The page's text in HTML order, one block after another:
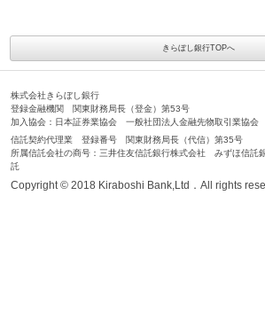
きらぼし銀行TOPへ
株式会社きらぼし銀行
登録金融機関 関東財務局長（登金）第53号
加入協会：日本証券業協会 一般社団法人金融先物取引業協会
信託契約代理業 登録番号 関東財務局長（代信）第35号
所属信託会社の商号：三井住友信託銀行株式会社 みずほ信
託
Copyright © 2018 Kiraboshi Bank,Ltd．All rights